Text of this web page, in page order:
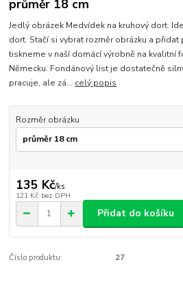
průměr 18 cm
Jedlý obrázek Medvídek na kruhový dort.
dort. Stačí si vybrat rozměr obrázku a
tiskneme v naší domácí výrobně na kvalitní
Německu. Fondánový list je dostatečně
pracuje, ale zá... celý popis
Rozměr obrázku
135 Kč/ks
121 Kč bez DPH
Přidat do košíku
Číslo produktu: 27